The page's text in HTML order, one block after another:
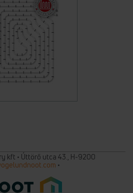
kft • Úttörő utca 43., H-9200
•